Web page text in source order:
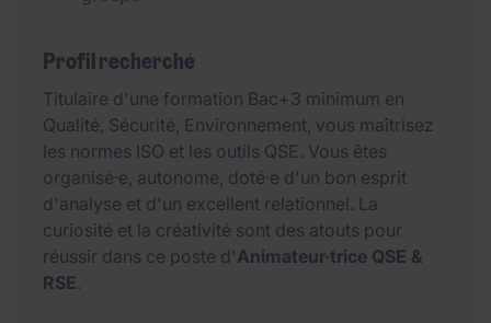
Profil recherché
Titulaire d'une formation Bac+3 minimum en
Qualité, Sécurité, Environnement, vous maîtrisez
les normes ISO et les outils QSE. Vous êtes
organisé·e, autonome, doté·e d'un bon esprit
d'analyse et d'un excellent relationnel. La
curiosité et la créativité sont des atouts pour
réussir dans ce poste d'Animateur·trice QSE &
RSE.